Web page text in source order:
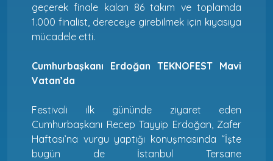
geçerek finale kalan 86 takım ve toplamda
1.000 finalist, dereceye girebilmek için kıyasıya
mücadele etti.
Cumhurbaşkanı Erdoğan TEKNOFEST Mavi
Vatan’da
Festivali ilk gününde ziyaret eden
Cumhurbaşkanı Recep Tayyip Erdoğan, Zafer
Haftası’na vurgu yaptığı konuşmasında “İşte
bugün de İstanbul Tersane